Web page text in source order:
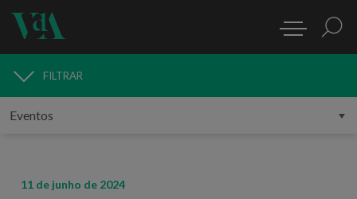
MEDIA
FILTRAR
11 de junho de 2024